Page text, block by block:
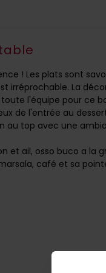
! Les plats sont
irréprochable. La
toute l'équipe pour ce
de l'entrée au
au top avec une
et ail, osso buco a la
café et sa